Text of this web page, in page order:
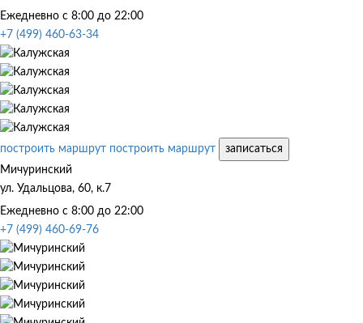
Ежедневно с 8:00 до 22:00
+7 (499) 460-63-34
построить маршрут построить маршрут
записаться
Мичуринский
ул. Удальцова, 60, к.7
Ежедневно с 8:00 до 22:00
+7 (499) 460-69-76